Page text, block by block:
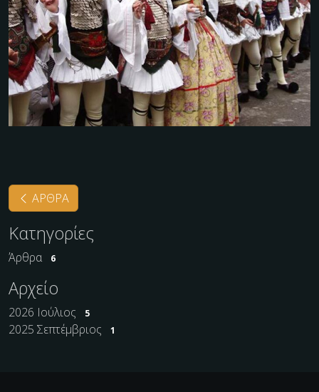
ΑΡΘΡΑ
Κατηγορίες
Άρθρα 6
Αρχείο
2026 Ιούλιος 5
2025 Σεπτέμβριος 1